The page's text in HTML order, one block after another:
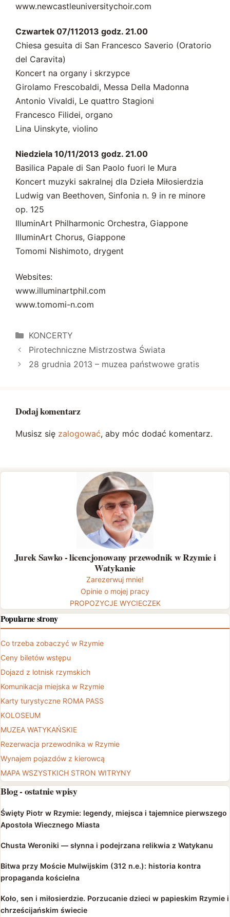
www.newcastleuniversitychoir.com
Czwartek 07/112013 godz. 21.00
Chiesa gesuita di San Francesco Saverio (Oratorio
del Caravita)
Koncert na organy i skrzypce
Girolamo Frescobaldi, Messa Della Madonna
Antonio Vivaldi, Le quattro Stagioni
Francesco Filidei, organo
Lina Uinskyte, violino
Niedziela 10/11/2013 godz. 21.00
Basilica Papale di San Paolo fuori le Mura
Koncert muzyki sakralnej dla Dzieła Miłosierdzia
Ludwig van Beethoven, Sinfonia n. 9 in re minore
op. 125
IlluminArt Philharmonic Orchestra, Giappone
IlluminArt Chorus, Giappone
Tomomi Nishimoto, drygent
Websites:
www.illuminartphil.com
www.tomomi-n.com
Kategorie
KONCERTY
Pirotechniczne Mistrzostwa Świata
28 grudnia 2013 – muzea państwowe gratis
Dodaj komentarz
Musisz się zalogować, aby móc dodać komentarz.
Jurek Sawko - licencjonowany przewodnik w Rzymie i
Watykanie
Zarezerwuj mnie!
Opinie o mojej pracy
PROPOZYCJE WYCIECZEK
Popularne strony
Co trzeba zobaczyć w Rzymie
Ceny biletów wstępu
Dojazd z lotnisk rzymskich
Komunikacja miejska w Rzymie
Karty turystyczne ROMA PASS
KOLOSEUM
MUZEA WATYKAŃSKIE
Rezerwacja przewodnika w Rzymie
Wynajem pojazdów z kierowcą
MAPA WSZYSTKICH STRON WITRYNY
Blog - ostatnie wpisy
Święty Piotr w Rzymie: legendy, miejsca i tajemnice pierwszego
Apostoła Wiecznego Miasta
Chusta Weroniki — słynna i podejrzana relikwia z Watykanu
Bitwa przy Moście Mulwijskim (312 n.e.): historia kontra
propaganda kościelna
Koło, sen i miłosierdzie. Porzucanie dzieci w papieskim Rzymie i
chrześcijańskim świecie